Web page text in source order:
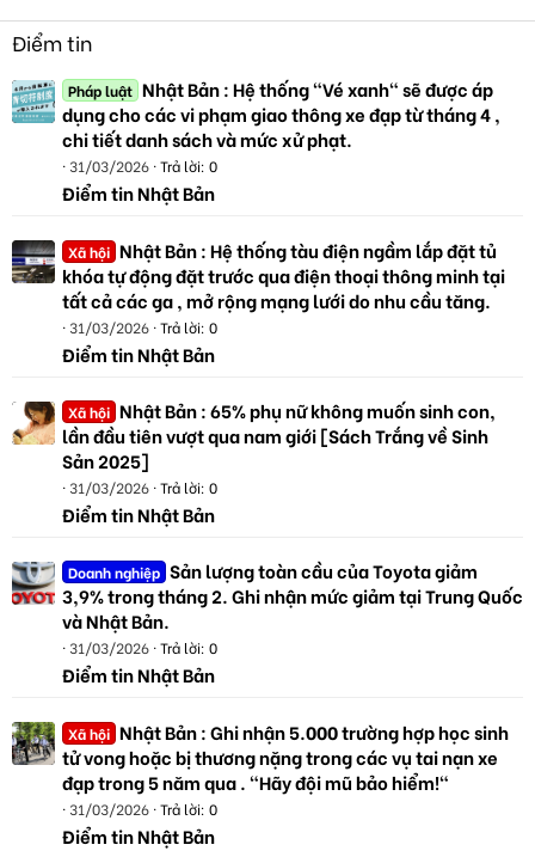
Điểm tin
Pháp luật Nhật Bản : Hệ thống "Vé xanh" sẽ được áp
dụng cho các vi phạm giao thông xe đạp từ tháng 4 ,
chi tiết danh sách và mức xử phạt.
31/03/2026 Trả lời: 0
Điểm tin Nhật Bản
Xã hội Nhật Bản : Hệ thống tàu điện ngầm lắp đặt tủ
khóa tự động đặt trước qua điện thoại thông minh tại
tất cả các ga , mở rộng mạng lưới do nhu cầu tăng.
31/03/2026 Trả lời: 0
Điểm tin Nhật Bản
Xã hội Nhật Bản : 65% phụ nữ không muốn sinh con,
lần đầu tiên vượt qua nam giới [Sách Trắng về Sinh
Sản 2025]
31/03/2026 Trả lời: 0
Điểm tin Nhật Bản
Doanh nghiệp Sản lượng toàn cầu của Toyota giảm
3,9% trong tháng 2. Ghi nhận mức giảm tại Trung Quốc
và Nhật Bản.
31/03/2026 Trả lời: 0
Điểm tin Nhật Bản
Xã hội Nhật Bản : Ghi nhận 5.000 trường hợp học sinh
tử vong hoặc bị thương nặng trong các vụ tai nạn xe
đạp trong 5 năm qua . "Hãy đội mũ bảo hiểm!"
31/03/2026 Trả lời: 0
Điểm tin Nhật Bản